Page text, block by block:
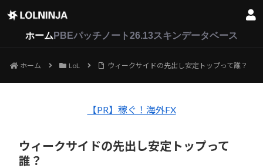
ホーム PBEパッチノート26.13スキンデータベース
ホーム LoL ウィークサイドの先出し安定トップって誰？
【PR】稼ぐ！海外FX
ウィークサイドの先出し安定トップって
誰？